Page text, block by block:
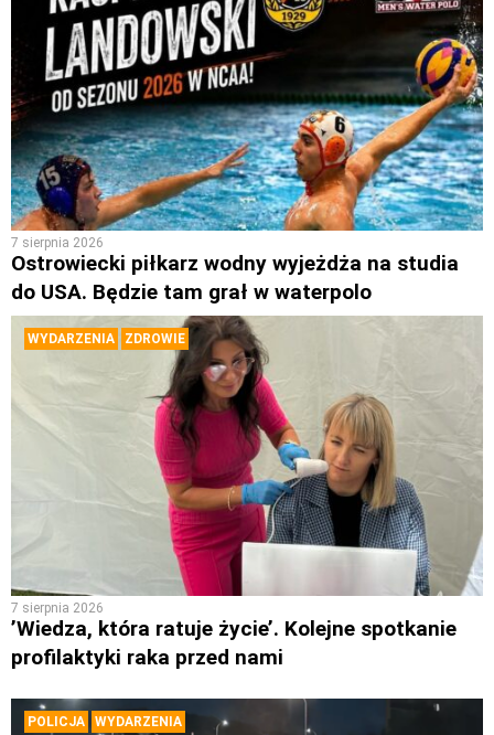
7 sierpnia 2026
Ostrowiecki piłkarz wodny wyjeżdża na studia
do USA. Będzie tam grał w waterpolo
WYDARZENIA ZDROWIE
7 sierpnia 2026
’Wiedza, która ratuje życie’. Kolejne spotkanie
profilaktyki raka przed nami
POLICJA WYDARZENIA